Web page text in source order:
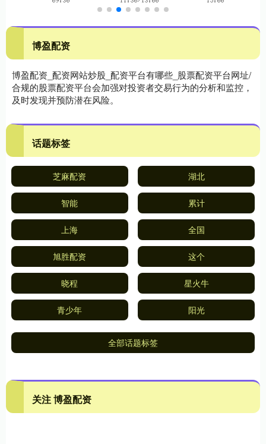
博盈配资
博盈配资_配资网站炒股_配资平台有哪些_股票配资平台网址/
合规的股票配资平台会加强对投资者交易行为的分析和监控，
及时发现并预防潜在风险。
话题标签
芝麻配资 湖北
智能 累计
上海 全国
旭胜配资 这个
晓程 星火牛
青少年 阳光
全部话题标签
关注 博盈配资